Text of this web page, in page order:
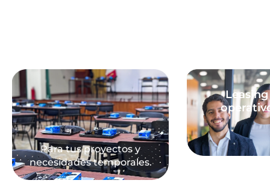
Para tus proyectos y
necesidades temporales.
Leasing